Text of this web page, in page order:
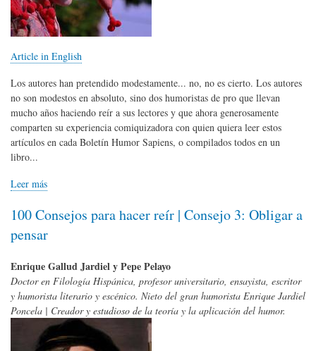
Article in English
Los autores han pretendido modestamente... no, no es cierto. Los autores
no son modestos en absoluto, sino dos humoristas de pro que llevan
mucho años haciendo reír a sus lectores y que ahora generosamente
comparten su experiencia comiquizadora con quien quiera leer estos
artículos en cada Boletín Humor Sapiens, o compilados todos en un
libro...
Leer más
100 Consejos para hacer reír | Consejo 3: Obligar a
pensar
Enrique Gallud Jardiel y Pepe Pelayo
Doctor en Filología Hispánica, profesor universitario, ensayista, escritor
y humorista literario y escénico. Nieto del gran humorista Enrique Jardiel
Poncela | Creador y estudioso de la teoría y la aplicación del humor.